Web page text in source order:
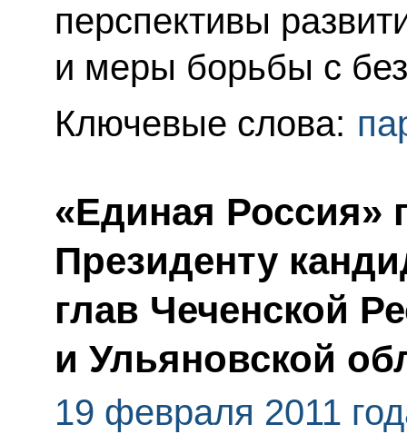
перспективы
и меры борьбы с
Ключевые слова:
«Единая Россия»
Президенту
глав Чеченской
и Ульяновской
19 февраля 2011